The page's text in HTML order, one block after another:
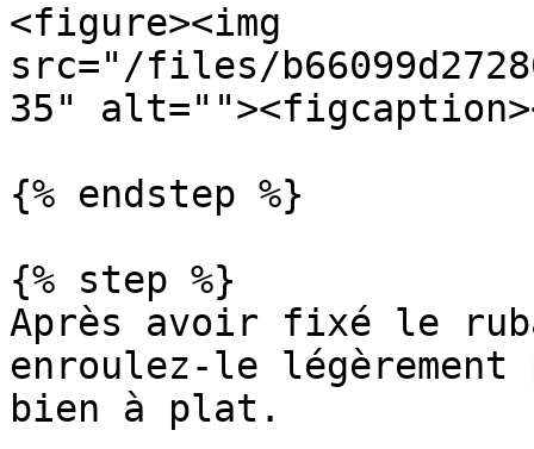
<figure><img
src="/files/
35"
{% endstep %}
{% step %}
Après avoir fixé le
enroulez-le
bien à plat.